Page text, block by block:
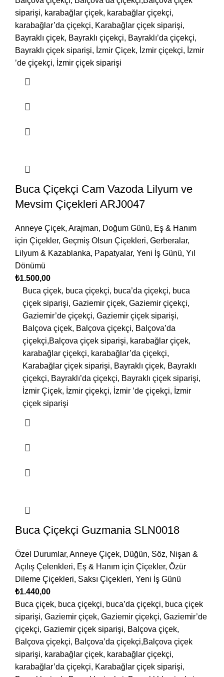
siparişi, karabağlar çiçek, karabağlar çiçekçi,
karabağlar’da çiçekçi, Karabağlar çiçek siparişi,
Bayraklı çiçek, Bayraklı çiçekçi, Bayraklı’da çiçekçi,
Bayraklı çiçek siparişi, İzmir Çiçek, İzmir çiçekçi, İzmir
’de çiçekçi, İzmir çiçek siparişi
Buca Çiçekçi Cam Vazoda Lilyum ve
Mevsim Çiçekleri ARJ0047
Anneye Çiçek, Arajman, Doğum Günü, Eş & Hanım
için Çiçekler, Geçmiş Olsun Çiçekleri, Gerberalar,
Lilyum & Kazablanka, Papatyalar, Yeni İş Günü, Yıl
Dönümü
₺1.500,00
Buca çiçek, buca çiçekçi, buca’da çiçekçi, buca
çiçek siparişi, Gaziemir çiçek, Gaziemir çiçekçi,
Gaziemir’de çiçekçi, Gaziemir çiçek siparişi,
Balçova çiçek, Balçova çiçekçi, Balçova’da
çiçekçi,Balçova çiçek siparişi, karabağlar çiçek,
karabağlar çiçekçi, karabağlar’da çiçekçi,
Karabağlar çiçek siparişi, Bayraklı çiçek, Bayraklı
çiçekçi, Bayraklı’da çiçekçi, Bayraklı çiçek siparişi,
İzmir Çiçek, İzmir çiçekçi, İzmir ’de çiçekçi, İzmir
çiçek siparişi
Buca Çiçekçi Guzmania SLN0018
Özel Durumlar, Anneye Çiçek, Düğün, Söz, Nişan &
Açılış Çelenkleri, Eş & Hanım için Çiçekler, Özür
Dileme Çiçekleri, Saksı Çiçekleri, Yeni İş Günü
₺1.440,00
Buca çiçek, buca çiçekçi, buca’da çiçekçi, buca çiçek
siparişi, Gaziemir çiçek, Gaziemir çiçekçi, Gaziemir’de
çiçekçi, Gaziemir çiçek siparişi, Balçova çiçek,
Balçova çiçekçi, Balçova’da çiçekçi,Balçova çiçek
siparişi, karabağlar çiçek, karabağlar çiçekçi,
karabağlar’da çiçekçi, Karabağlar çiçek siparişi,